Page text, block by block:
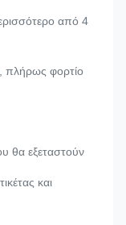
από 4
πλήρως φορτίο
θα εξεταστούν
και